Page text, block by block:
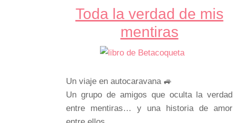
Toda la verdad de mis
mentiras
Un viaje en autocaravana 🚙
Un grupo de amigos que oculta la verdad
entre mentiras… y una historia de amor